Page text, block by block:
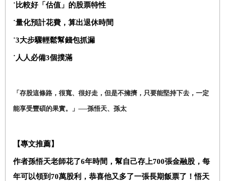
˙比較好「估值」的股票特性
˙量化預計花費，算出退休時間
˙3大步驟輕鬆幫錢包抓漏
˙人人必備3個撲滿
「存股這條路，很寬、很好走，但是不擁擠，只要能堅持下去，一定
能享受豐碩的果實。」──孫悟天、孫太
【專文推薦】
作者孫悟天老師花了6年時間，幫自己存上700張金融股，每
年可以領到70萬股利，恭喜他又多了一張長期飯票了！悟天